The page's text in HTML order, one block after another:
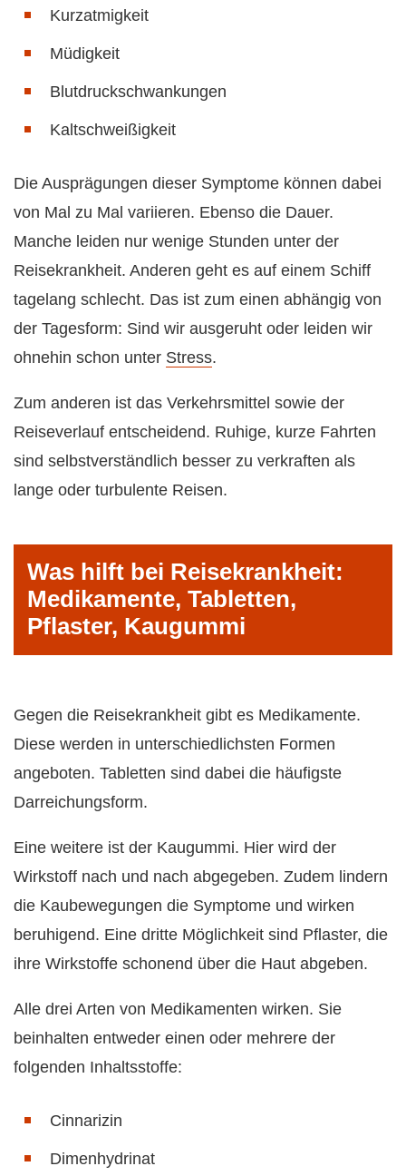
Kurzatmigkeit
Müdigkeit
Blutdruckschwankungen
Kaltschweißigkeit
Die Ausprägungen dieser Symptome können dabei
von Mal zu Mal variieren. Ebenso die Dauer.
Manche leiden nur wenige Stunden unter der
Reisekrankheit. Anderen geht es auf einem Schiff
tagelang schlecht. Das ist zum einen abhängig von
der Tagesform: Sind wir ausgeruht oder leiden wir
ohnehin schon unter Stress.
Zum anderen ist das Verkehrsmittel sowie der
Reiseverlauf entscheidend. Ruhige, kurze Fahrten
sind selbstverständlich besser zu verkraften als
lange oder turbulente Reisen.
Was hilft bei Reisekrankheit:
Medikamente, Tabletten,
Pflaster, Kaugummi
Gegen die Reisekrankheit gibt es Medikamente.
Diese werden in unterschiedlichsten Formen
angeboten. Tabletten sind dabei die häufigste
Darreichungsform.
Eine weitere ist der Kaugummi. Hier wird der
Wirkstoff nach und nach abgegeben. Zudem lindern
die Kaubewegungen die Symptome und wirken
beruhigend. Eine dritte Möglichkeit sind Pflaster, die
ihre Wirkstoffe schonend über die Haut abgeben.
Alle drei Arten von Medikamenten wirken. Sie
beinhalten entweder einen oder mehrere der
folgenden Inhaltsstoffe:
Cinnarizin
Dimenhydrinat